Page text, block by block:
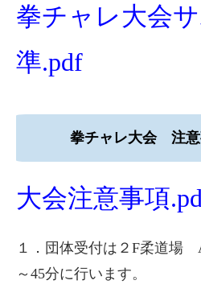
拳チャレ大会
準.pdf
拳チャレ大会 注意
大会注意事項
１．団体受付は２F柔道
～45分に行います。